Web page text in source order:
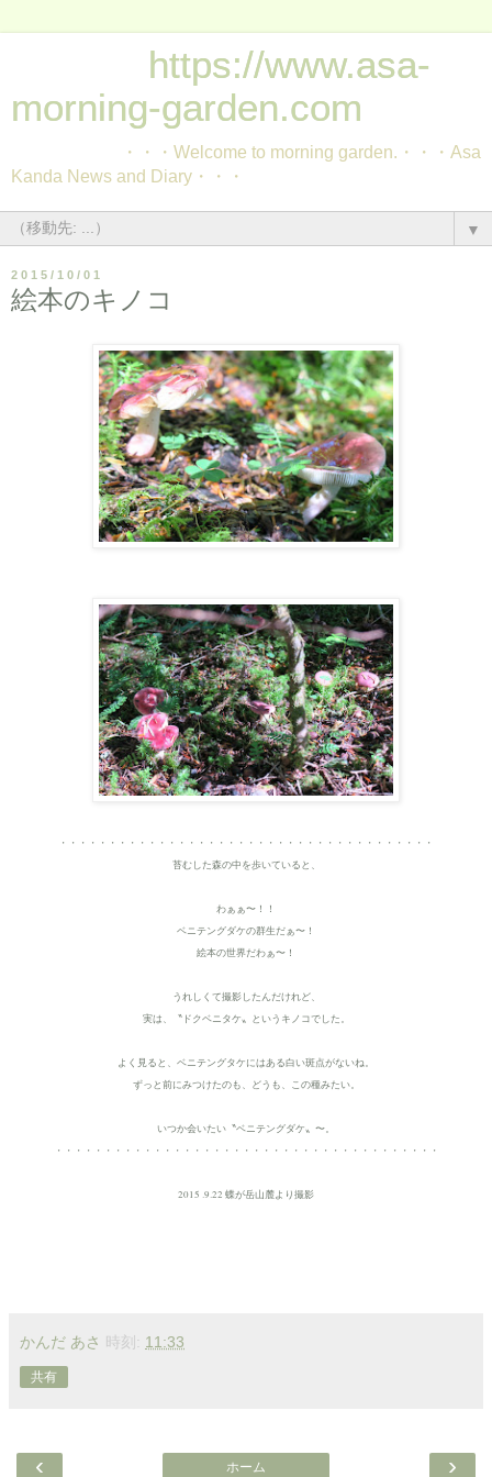
https://www.asa-
morning-garden.com
・・・Welcome to morning garden.・・・Asa
Kanda News and Diary・・・
▼
2015/10/01
絵本のキノコ
・・・・・・・・・・・・・・・・・・・・・・・・・・・・・・・・・・・・・・
苔むした森の中を歩いていると、
わぁぁ〜！！
ベニテングダケの群生だぁ〜！
絵本の世界だわぁ〜！
うれしくて撮影したんだけれど、
実は、〝ドクベニタケ〟というキノコでした。
よく見ると、ベニテングタケにはある白い斑点がないね。
ずっと前にみつけたのも、どうも、この種みたい。
いつか会いたい〝ベニテングダケ〟〜。
・・・・・・・・・・・・・・・・・・・・・・・・・・・・・・・・・・・・・・・
2015 .9.22 蝶が岳山麓より撮影
かんだ あさ 時刻: 11:33
共有
‹ ›
ホーム